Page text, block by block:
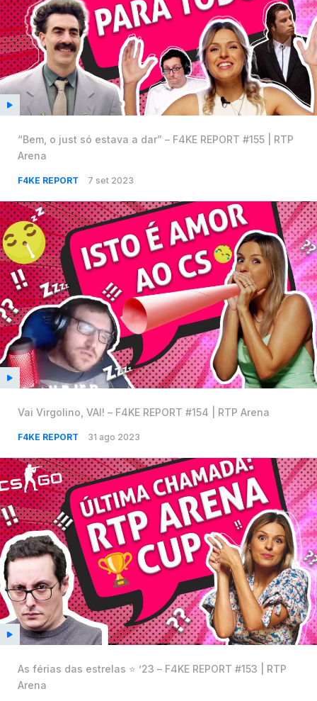
“Bem, o just só estava a dar” – F4KE REPORT #155 | RTP
Arena
F4KE REPORT 7 set 2023
Vai Virgolino, VAI! – F4KE REPORT #154 | RTP Arena
F4KE REPORT 31 ago 2023
As férias das estrelas ⭐️ ’23 – F4KE REPORT #153 | RTP
Arena